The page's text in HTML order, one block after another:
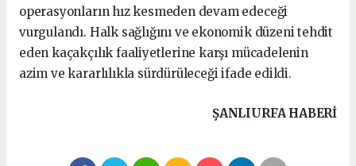
operasyonların hız kesmeden devam edeceği
vurgulandı. Halk sağlığını ve ekonomik düzeni tehdit
eden kaçakçılık faaliyetlerine karşı mücadelenin
azim ve kararlılıkla sürdürüleceği ifade edildi.
ŞANLIURFA HABERİ